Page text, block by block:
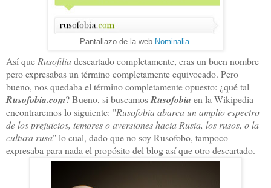
Pantallazo de la web Nominalia
Así queRusofiliadescartado completamente, eras un buen nombre
pero expresabas un término completamente equivocado. Pero
bueno, nos quedaba el término completamente opuesto: ¿qué tal
Rusofobia.com? Bueno, si buscamosRusofobia en la Wikipedia
encontraremos lo siguiente: "Rusofobia abarca un amplio espectro
de los prejuicios, temores o aversiones hacia Rusia, los rusos, o la
cultura rusa" lo cual, dado que no soy Rusofobo, tampoco
expresaba para nada el propósito del blog así que otro descartado.